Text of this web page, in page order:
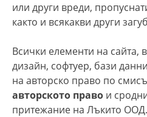
или други вреди,
както и всякакви други
Всички елементи на сайта,
дизайн, софтуер, бази
на авторско право по
авторското право и
притежание на Лъкито ООД.